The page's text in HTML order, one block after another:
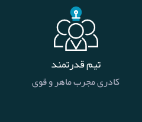
تیم قدرتمند
کادری مجرب ماهر و قوی